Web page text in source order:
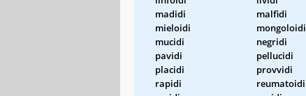
madidi
malfidi
mieloidi
mongoloidi
mucidi
negridi
pavidi
pellucidi
placidi
provvidi
rapidi
reumatoidi